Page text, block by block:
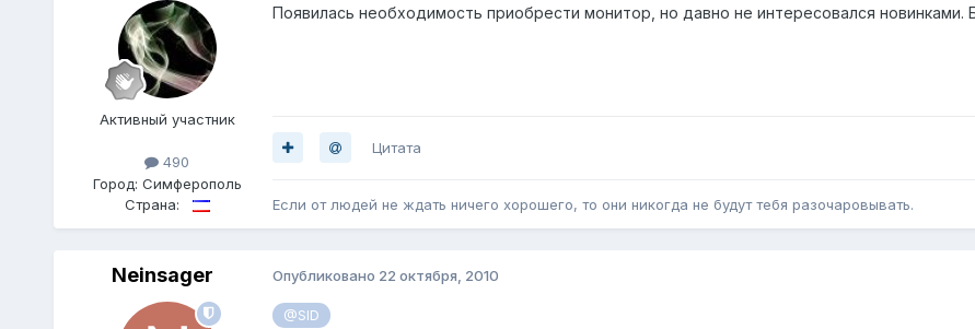
Активный участник
490
Город: Симферополь
Страна:
Появилась необходимость приобрести монитор, но давно не интересовался
Цитата
Если от людей не ждать ничего хорошего, то они никогда не будут тебя разочаровывать.
Neinsager Опубликовано 22 октября, 2010
@SID